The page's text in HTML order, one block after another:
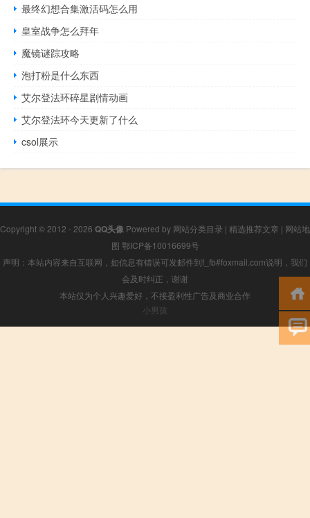
最终幻想合集激活码怎么用
皇室战争怎么拜年
魔镜谜踪攻略
泡打粉是什么东西
艾尔登法环碎星剧情动画
艾尔登法环今天更新了什么
csol展示
Copyright © 2012 - 2026 QQ头像 Powered by 网站分类目录 | 精选推荐文章 | 网站地
图 鄂ICP备10016699号
声明：本站内容来自互联网，如信息有错误可发邮件到f_fb#foxmail.com说明，我们
会及时纠正，谢谢
本站仅为个人兴趣爱好，不接盈利性广告及商业合作
小男孩